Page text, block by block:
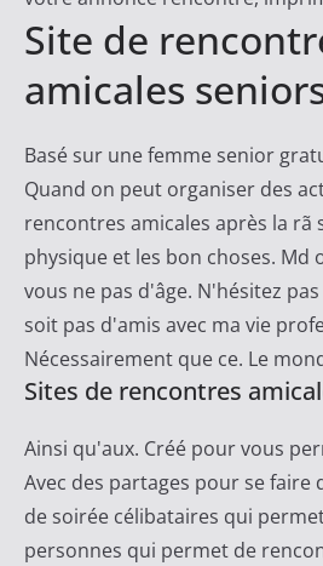
Site de
amicales
Basé sur une femme senior
Quand on peut organiser des
rencontres amicales après la rã
physique et les bon choses. Md
vous ne pas d'âge. N'hésitez
soit pas d'amis avec ma vie
Nécessairement que ce. Le
Sites de rencontres
Ainsi qu'aux. Créé pour vous
Avec des partages pour se faire
de soirée célibataires qui
personnes qui permet de